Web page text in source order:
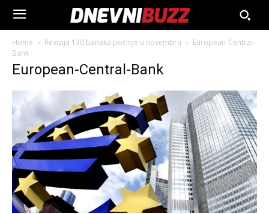
Home Revizija 130 banaka počinje u novembru
European-Central-
Bank
European-Central-Bank